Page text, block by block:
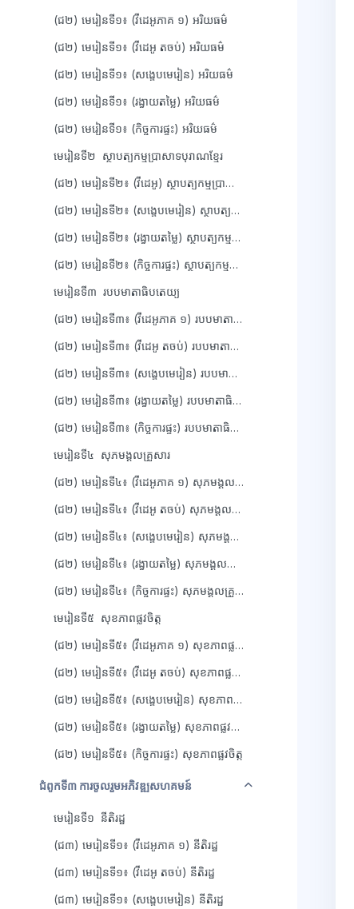
(ជ២) មេរៀនទី១៖ (វីដេអូភាគ ១) អរិយធម៌
(ជ២) មេរៀនទី១៖ (វីដេអូ តចប់) អរិយធម៌
(ជ២) មេរៀនទី១៖ (សង្ខេបមេរៀន) អរិយធម៌
(ជ២) មេរៀនទី១៖ (រង្វាយតម្លៃ) អរិយធម៌
(ជ២) មេរៀនទី១៖ (កិច្ចការផ្ទះ) អរិយធម៌
មេរៀនទី២ ស្ថាបត្យកម្មប្រាសាទបុរាណខ្មែរ
(ជ២) មេរៀនទី២៖ (វីដេអូ) ស្ថាបត្យកម្មប្រាសាទបុរាណខ្មែរ
(ជ២) មេរៀនទី២៖ (សង្ខេបមេរៀន) ស្ថាបត្យកម្មប្រាសាទបុរាណខ្មែរ
(ជ២) មេរៀនទី២៖ (រង្វាយតម្លៃ) ស្ថាបត្យកម្មប្រាសាទបុរាណខ្មែរ
(ជ២) មេរៀនទី២៖ (កិច្ចការផ្ទះ) ស្ថាបត្យកម្មប្រាសាទបុរាណខ្មែរ
មេរៀនទី៣ របបមាតាធិបតេយ្យ
(ជ២) មេរៀនទី៣៖ (វីដេអូភាគ ១) របបមាតាធិបតេយ្យ
(ជ២) មេរៀនទី៣៖ (វីដេអូ តចប់) របបមាតាធិបតេយ្យ
(ជ២) មេរៀនទី៣៖ (សង្ខេបមេរៀន) របបមាតាធិបតេយ្យ
(ជ២) មេរៀនទី៣៖ (រង្វាយតម្លៃ) របបមាតាធិបតេយ្យ
(ជ២) មេរៀនទី៣៖ (កិច្ចការផ្ទះ) របបមាតាធិបតេយ្យ
មេរៀនទី៤ សុភមង្គលគ្រួសារ
(ជ២) មេរៀនទី៤៖ (វីដេអូភាគ ១) សុភមង្គលគ្រួសារ
(ជ២) មេរៀនទី៤៖ (វីដេអូ តចប់) សុភមង្គលគ្រួសារ
(ជ២) មេរៀនទី៤៖ (សង្ខេបមេរៀន) សុភមង្គលគ្រួសារ
(ជ២) មេរៀនទី៤៖ (រង្វាយតម្លៃ) សុភមង្គលគ្រួសារ
(ជ២) មេរៀនទី៤៖ (កិច្ចការផ្ទះ) សុភមង្គលគ្រួសារ
មេរៀនទី៥ សុខភាពផ្លូវចិត្ត
(ជ២) មេរៀនទី៥៖ (វីដេអូភាគ ១) សុខភាពផ្លូវចិត្ត
(ជ២) មេរៀនទី៥៖ (វីដេអូ តចប់) សុខភាពផ្លូវចិត្ត
(ជ២) មេរៀនទី៥៖ (សង្ខេបមេរៀន) សុខភាពផ្លូវចិត្ត
(ជ២) មេរៀនទី៥៖ (រង្វាយតម្លៃ) សុខភាពផ្លូវចិត្ត
(ជ២) មេរៀនទី៥៖ (កិច្ចការផ្ទះ) សុខភាពផ្លូវចិត្ត
ជំពូកទី៣ ការចូលរួមអភិវឌ្ឍសហគមន៍ វេញ
មេរៀនទី១ នីតិរដ្ឋ
(ជ៣) មេរៀនទី១៖ (វីដេអូភាគ ១) នីតិរដ្ឋ
(ជ៣) មេរៀនទី១៖ (វីដេអូ តចប់) នីតិរដ្ឋ
(ជ៣) មេរៀនទី១៖ (សង្ខេបមេរៀន) នីតិរដ្ឋ